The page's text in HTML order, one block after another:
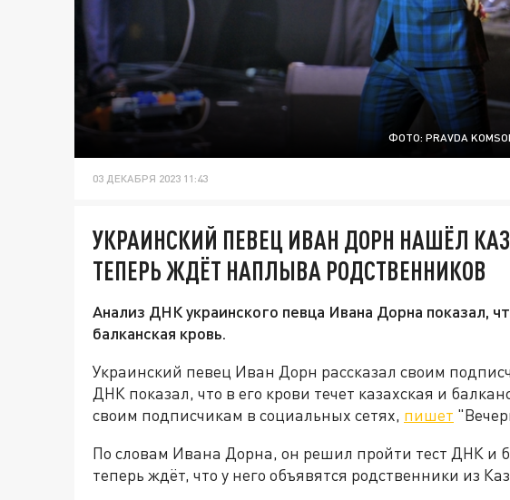
ФОТО: PRAVDA
03 ДЕКАБРЯ 2023 11:43
УКРАИНСКИЙ ПЕВЕЦ ИВАН ДОРН НАШЁЛ
ТЕПЕРЬ ЖДЁТ НАПЛЫВА РОДСТВЕННИКОВ
Анализ ДНК украинского певца Ивана Дорна показал,
балканская кровь.
Украинский певец Иван Дорн рассказал своим
ДНК показал, что в его крови течет казахская и
своим подписчикам в социальных сетях, пишет
По словам Ивана Дорна, он решил пройти тест ДНК и
теперь ждёт, что у него объявятся родственники из